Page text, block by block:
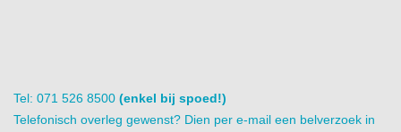
Tel: 071 526 8500 (enkel bij spoed!)
Telefonisch overleg gewenst? Dien per e-mail een belverzoek in